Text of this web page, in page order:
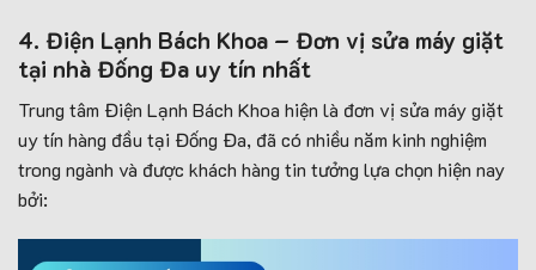
4. Điện Lạnh Bách Khoa – Đơn vị sửa máy giặt
tại nhà Đống Đa uy tín nhất
Trung tâm Điện Lạnh Bách Khoa hiện là đơn vị sửa máy giặt
uy tín hàng đầu tại Đống Đa, đã có nhiều năm kinh nghiệm
trong ngành và được khách hàng tin tưởng lựa chọn hiện nay
bởi: